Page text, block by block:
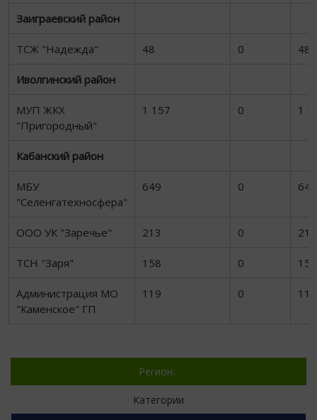
Заиграевский район
ТСЖ "Надежда" 48 0 48
Иволгинский район
МУП ЖКХ
"Пригородный"
1 157 0 1
Кабанский район
МБУ
"Селенгатехносфера"
649 0 649
ООО УК "Заречье" 213 0 213
ТСН "Заря" 158 0 158
Администрация МО
"Каменское" ГП
119 0 119
Регион:
Категории